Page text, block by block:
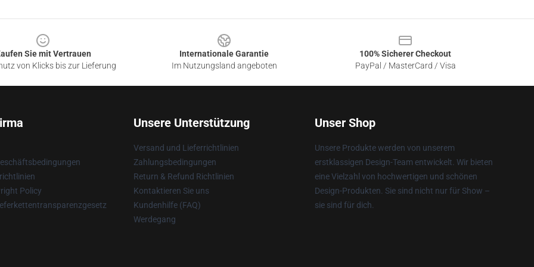
Sie mit Vertrauen
von Klicks bis zur Lieferung
Internationale Garantie
Im Nutzungsland angeboten
100% Sicherer Checkout
PayPal / MasterCard / Visa
Policy
Unsere Unterstützung
Versand und Lieferrichtlinien
Zahlungsbedingungen
Return & Refund Richtlinien
Kontaktieren Sie uns
Kundenhilfe (FAQ)
Werdegang
Unser Shop
Unsere Produkte werden von unserem
erstklassigen Design-Team entwickelt. Wir bieten
eine Vielzahl von hochwertigen und schönen
Design-Produkten. Sie sind nicht nur für Show –
sie sind für dich.